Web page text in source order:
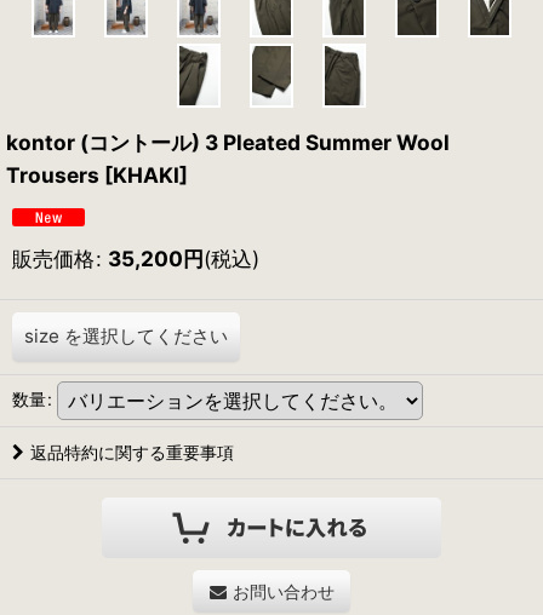
kontor (コントール) 3 Pleated Summer Wool
Trousers [KHAKI]
販売価格: 35,200円(税込)
size を選択してください
数量:
返品特約に関する重要事項
お問い合わせ